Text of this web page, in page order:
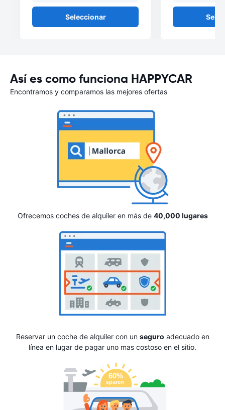
Seleccionar
Así es como funciona HAPPYCAR
Encontramos y comparamos las mejores ofertas
Ofrecemos coches de alquiler en más de 40,000 lugares
Reservar un coche de alquiler con un seguro adecuado en
línea en lugar de pagar uno mas costoso en el sitio.